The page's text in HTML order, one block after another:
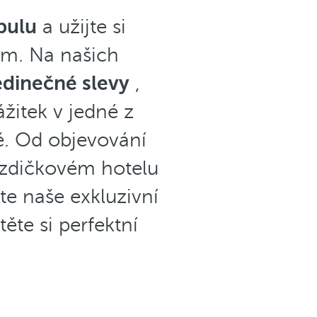
a užijte si
Na našich
slevy,
v jedné z
Od objevování
hotelu
naše exkluzivní
si perfektní